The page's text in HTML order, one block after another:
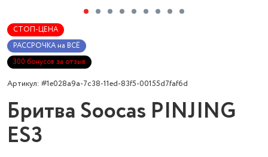
СТОП-ЦЕНА
РАССРОЧКА на ВСЁ
300 бонусов за отзыв
Артикул: #1e028a9a-7c38-11ed-83f5-00155d7faf6d
Бритва Soocas PINJING
ES3